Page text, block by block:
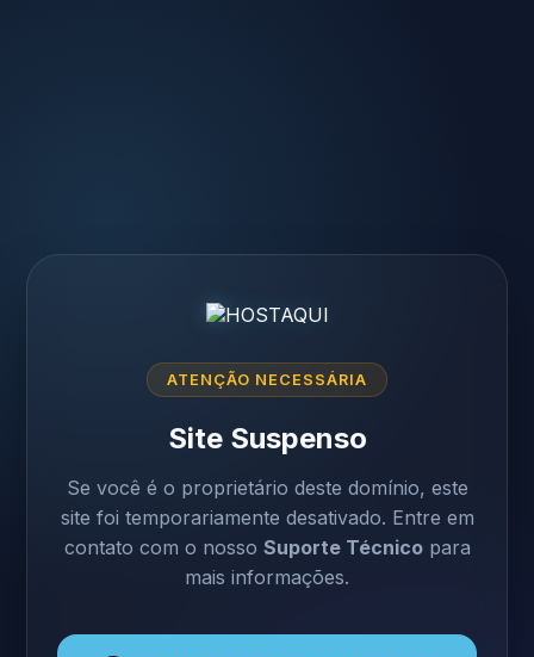
ATENÇÃO NECESSÁRIA
Site Suspenso
Se você é o proprietário deste domínio, este
site foi temporariamente desativado. Entre em
contato com o nosso Suporte Técnicopara
mais informações.